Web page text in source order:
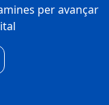
per avançar